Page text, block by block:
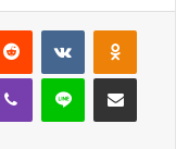
Reddit VKontakte
Viber Line E-Posta ile